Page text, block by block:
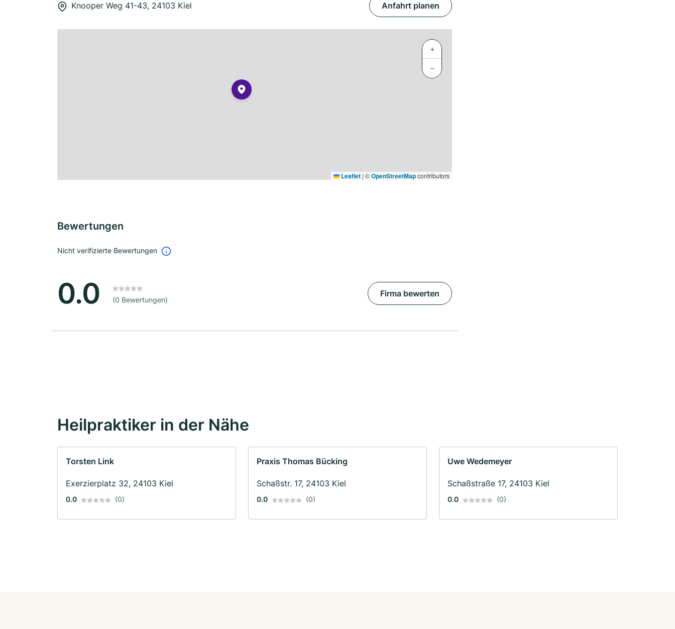
Knooper Weg 41-43, 24103 Kiel Anfahrt planen
+
−
Leaflet | ©OpenStreetMapcontributors
Bewertungen
Nicht verifizierte Bewertungen
0.0 (0 Bewertungen)
Firma bewerten
Heilpraktiker in der Nähe
Torsten Link
Exerzierplatz 32, 24103 Kiel
0.0 (0)
Praxis Thomas Bücking
Schaßstr. 17, 24103 Kiel
0.0 (0)
Uwe Wedemeyer
Schaßstraße 17, 24103 Kiel
0.0 (0)